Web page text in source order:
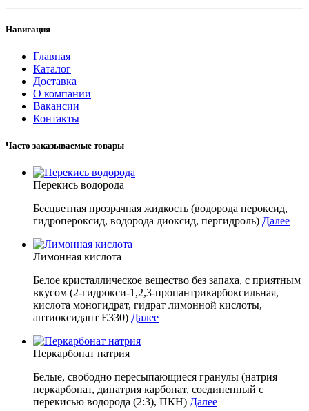
Навигация
Главная
Каталог
Доставка
О компании
Вакансии
Контакты
Часто заказываемые товары
Перекись водорода
Бесцветная прозрачная жидкость (водорода пероксид,
гидропероксид, водорода диоксид, пергидроль) Далее
Лимонная кислота
Белое кристаллическое вещество без запаха, с приятным
вкусом (2-гидрокси-1,2,3-пропантрикарбоксильная,
кислота моногидрат, гидрат лимонной кислоты,
антиоксидант E330) Далее
Перкарбонат натрия
Белые, свободно пересыпающиеся гранулы (натрия
перкарбонат, динатрия карбонат, соединенный с
перекисью водорода (2:3), ПКН) Далее